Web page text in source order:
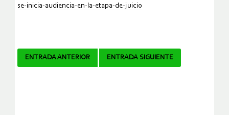
se-inicia-audiencia-en-la-etapa-de-juicio
Navegador
ENTRADA ANTERIOR ENTRADA SIGUIENTE